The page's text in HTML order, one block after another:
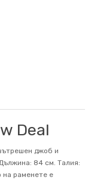
Deal
джоб и
84 см. Талия:
на раменете е